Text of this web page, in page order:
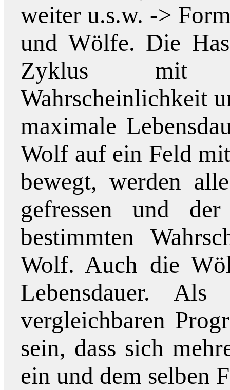
weiter u.s.w. ->
und Wölfe. Die
Zyklus mit
Wahrscheinlichkeit
maximale
Wolf auf ein Feld
bewegt, werden
gefressen und
bestimmten
Wolf. Auch die
Lebensdauer.
vergleichbaren
sein, dass sich
ein und dem selben